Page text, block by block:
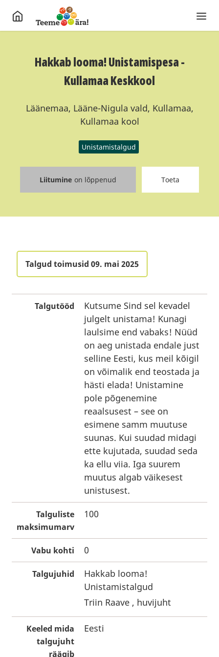
Hakkab looma! Unistamispesa -
Kullamaa Keskkool
Läänemaa, Lääne-Nigula vald, Kullamaa,
Kullamaa kool
Unistamistalgud
Liitumine on lõppenud Toeta
Talgud toimusid 09. mai 2025
Talgutööd
Kutsume Sind sel kevadel
julgelt unistama! Kunagi
laulsime end vabaks! Nüüd
on aeg unistada endale just
selline Eesti, kus meil kõigil
on võimalik end teostada ja
hästi elada! Unistamine
pole põgenemine
reaalsusest – see on
esimene samm muutuse
suunas. Kui suudad midagi
ette kujutada, suudad seda
ka ellu viia. Iga suurem
muutus algab väikesest
unistusest.
Talguliste
maksimumarv
100
Vabu kohti 0
Talgujuhid
Hakkab looma!
Unistamistalgud
Triin Raave , huvijuht
Keeled mida
talgujuht
räägib
Eesti